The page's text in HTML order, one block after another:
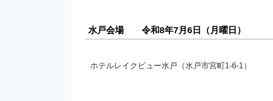
水戸会場 令和8年7月6日（月曜日）
ホテルレイクビュー水戸（水戸市宮町1-6-1）